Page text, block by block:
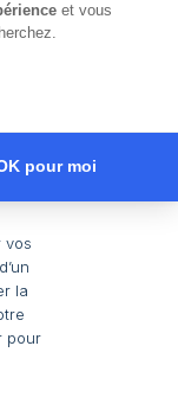
et vous
pour moi
Personnalisez vos
de gérer vos
est à
vos
la
pour